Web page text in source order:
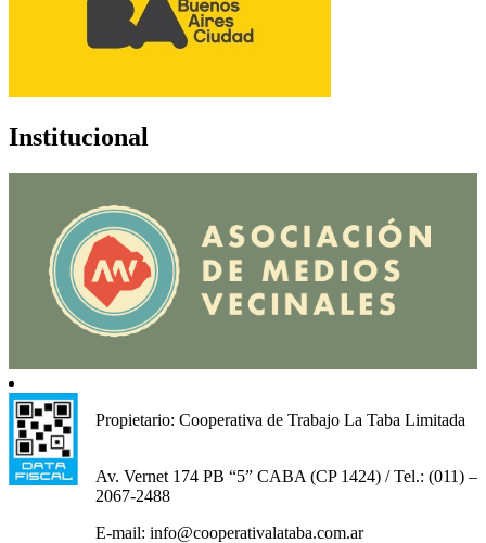
Institucional
Propietario: Cooperativa de Trabajo La Taba Limitada
Av. Vernet 174 PB “5” CABA (CP 1424) / Tel.: (011) –
2067-2488
E-mail: info@cooperativalataba.com.ar